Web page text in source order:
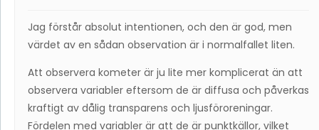
Jag förstår absolut intentionen, och den är god, men
värdet av en sådan observation är i normalfallet liten.
Att observera kometer är ju lite mer komplicerat än att
observera variabler eftersom de är diffusa och påverkas
kraftigt av dålig transparens och ljusföroreningar.
Fördelen med variabler är att de är punktkällor, vilket